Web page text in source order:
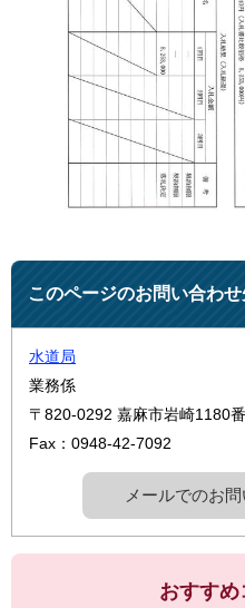
このページのお問い合わせ
水道局
業務係
〒820-0292 嘉麻市岩崎1180
Fax：0948-42-7092
メールでのお
おすすめ